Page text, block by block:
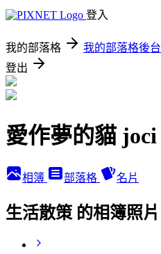
登入
我的部落格 我的部落格後台
登出
愛作夢的貓 joci
相簿 部落格 名片
生活散策 的相簿照片